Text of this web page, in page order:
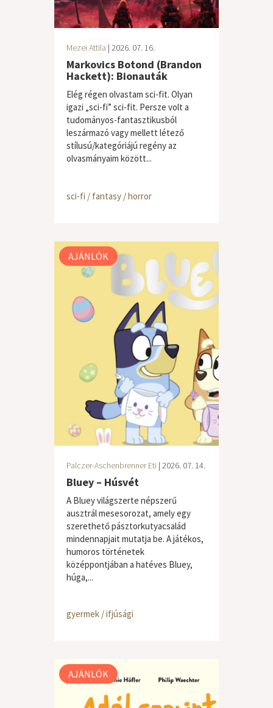
Mezei Attila | 2026. 07. 16.
Markovics Botond (Brandon
Hackett): Bionauták
Elég régen olvastam sci-fit. Olyan
igazi „sci-fi” sci-fit. Persze volt a
tudományos-fantasztikusból
leszármazó vagy mellett létező
stílusú/kategóriájú regény az
olvasmányaim között...
sci-fi / fantasy / horror
AJÁNLÓK
Palczer-Aschenbrenner Eti | 2026. 07. 14.
Bluey – Húsvét
A Bluey világszerte népszerű
ausztrál mesesorozat, amely egy
szerethető pásztorkutyacsalád
mindennapjait mutatja be. A játékos,
humoros történetek
középpontjában a hatéves Bluey,
húga,...
gyermek / ifjúsági
AJÁNLÓK